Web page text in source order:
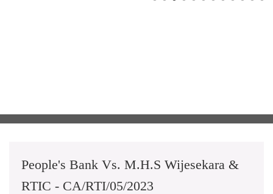
People's Bank Vs. M.H.S Wijesekara &
RTIC - CA/RTI/05/2023